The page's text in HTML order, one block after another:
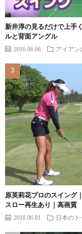
新井淳の見るだけで上手
ルと背面アングル
2016.06.06 アイアン
原英莉花プロのスイング
スロー再生あり｜高画質
2018.06.01 日本のト